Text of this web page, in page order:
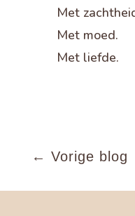
Met
Met moed.
Met liefde.
← Vorige blog